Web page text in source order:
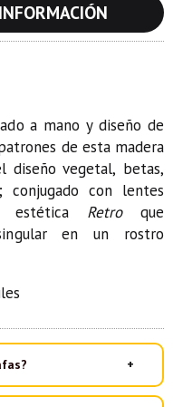
a mano y diseño de
de esta madera
diseño vegetal, betas,
con lentes
estética Retro que
en un rostro